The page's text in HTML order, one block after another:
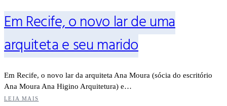
Em Recife, o novo lar de uma
arquiteta e seu marido
Em Recife, o novo lar da arquiteta Ana Moura (sócia do escritório
Ana Moura Ana Higino Arquitetura) e…
LEIA MAIS